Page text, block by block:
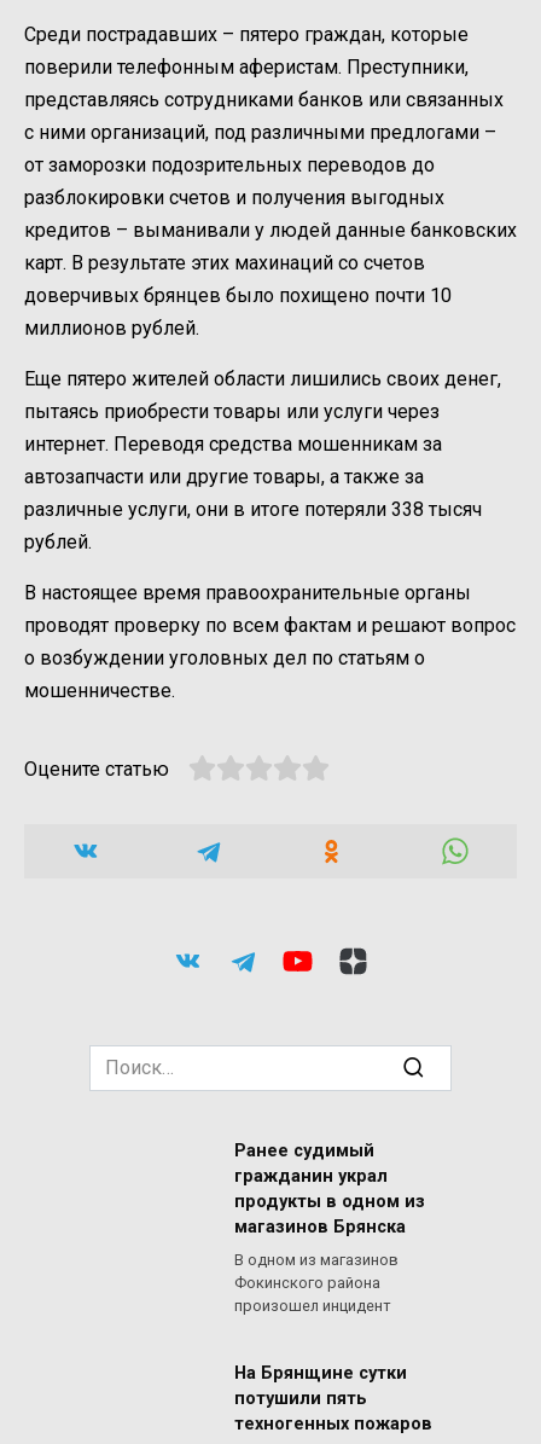
Среди пострадавших – пятеро граждан, которые
поверили телефонным аферистам. Преступники,
представляясь сотрудниками банков или связанных
с ними организаций, под различными предлогами –
от заморозки подозрительных переводов до
разблокировки счетов и получения выгодных
кредитов – выманивали у людей данные банковских
карт. В результате этих махинаций со счетов
доверчивых брянцев было похищено почти 10
миллионов рублей.
Еще пятеро жителей области лишились своих денег,
пытаясь приобрести товары или услуги через
интернет. Переводя средства мошенникам за
автозапчасти или другие товары, а также за
различные услуги, они в итоге потеряли 338 тысяч
рублей.
В настоящее время правоохранительные органы
проводят проверку по всем фактам и решают вопрос
о возбуждении уголовных дел по статьям о
мошенничестве.
Оцените статью
Search
for:
Ранее судимый
гражданин украл
продукты в одном из
магазинов Брянска
В одном из магазинов
Фокинского района
произошел инцидент
На Брянщине сутки
потушили пять
техногенных пожаров